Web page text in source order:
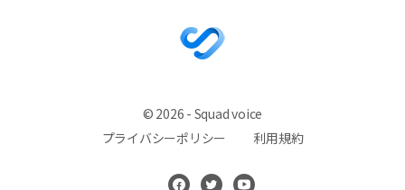
© 2026 - Squad voice
プライバシーポリシー
利用規約